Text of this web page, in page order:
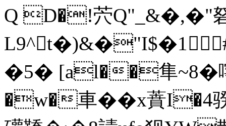
Q D�!茓Q"_&�,�"
L9^t�)&�"I$�1 #E炄
�5� [al��隼~8�
�w�車��x蕡I�4